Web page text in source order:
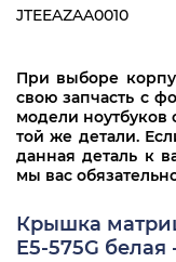
JTEEAZAA0010
При выборе
свою запчасть с
модели
той же детали.
данная деталь к
мы вас
Крышка
E5-575G